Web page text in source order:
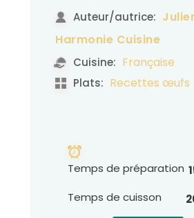
Auteur/autrice:
Harmonie Cuisine
Cuisine: Française
Plats: Recettes œufs
Temps de préparation
Temps de cuisson